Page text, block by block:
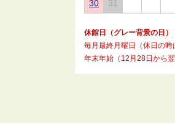
30 31
休館日（グレー背景の日）
毎月最終月曜日（休日の時
年末年始（12月28日から翌